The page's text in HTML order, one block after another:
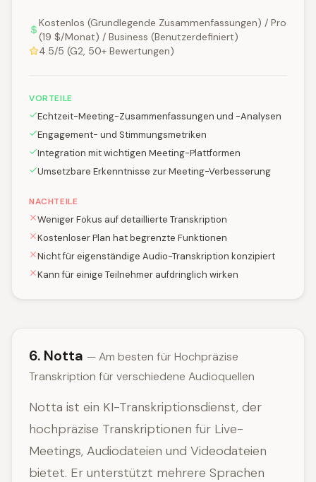
Kostenlos (Grundlegende Zusammenfassungen) / Pro
(19 $/Monat) / Business (Benutzerdefiniert)
4.5/5 (G2, 50+ Bewertungen)
VORTEILE
Echtzeit-Meeting-Zusammenfassungen und -Analysen
Engagement- und Stimmungsmetriken
Integration mit wichtigen Meeting-Plattformen
Umsetzbare Erkenntnisse zur Meeting-Verbesserung
NACHTEILE
Weniger Fokus auf detaillierte Transkription
Kostenloser Plan hat begrenzte Funktionen
Nicht für eigenständige Audio-Transkription konzipiert
Kann für einige Teilnehmer aufdringlich wirken
6. Notta — Am besten für Hochpräzise
Transkription für verschiedene Audioquellen
Notta ist ein KI-Transkriptionsdienst, der
hochpräzise Transkriptionen für Live-
Meetings, Audiodateien und Videodateien
bietet. Er unterstützt mehrere Sprachen